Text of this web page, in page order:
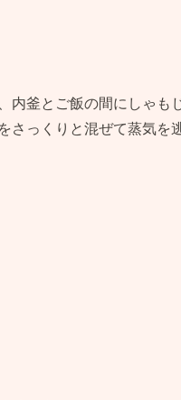
内釜とご飯の間にしゃも
さっくりと混ぜて蒸気を